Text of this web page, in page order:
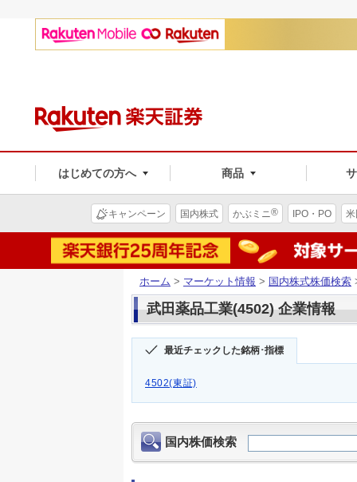
はじめての方へ 商品
キャンペーン 国内株式 かぶミニ® IPO・PO
ホーム > マーケット情報 > 国内株式株価検索
武田薬品工業(4502) 企業情報
最近チェックした銘柄･指標
4502(東証)